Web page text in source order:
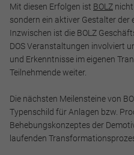
Mit diesen Erfolgen ist BOLZ
sondern ein aktiver Gestalter der
Inzwischen ist die BOLZ
DOS Veranstaltungen involviert
und Erkenntnisse im eigenen
Teilnehmende weiter.
Die nächsten Meilensteine von
Typenschild für Anlagen bzw.
Behebungskonzeptes der
laufenden
weitergeleitet.
Cookie Informationen